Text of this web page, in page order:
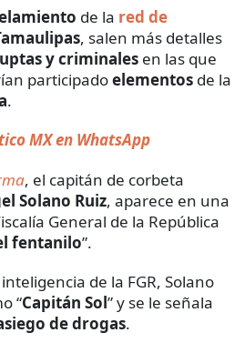
de la red de
, salen más detalles
y criminales en las que
participadoelementos de la
.
MX en WhatsApp
, el capitán de corbeta
Solano Ruiz, aparece en una
General de la República
fentanilo”.
de la FGR, Solano
“Capitán Sol” y se le señala
de drogas.